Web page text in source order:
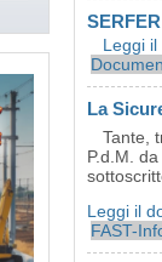
Leggi
La
Tante,
P.d.M.
Leggi il
FAST-